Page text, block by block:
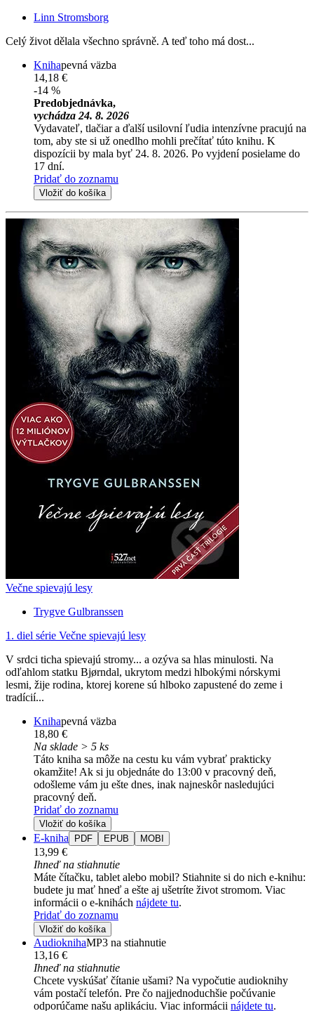
Linn Stromsborg
Celý život dělala všechno správně. A teď toho má dost...
Knihapevná väzba
14,18 €
-14 %
Predobjednávka,
vychádza 24. 8. 2026
Vydavateľ, tlačiar a ďalší usilovní ľudia intenzívne pracujú na
tom, aby ste si už onedlho mohli prečítať túto knihu. K
dispozícii by mala byť 24. 8. 2026. Po vyjdení posielame do
17 dní.
Pridať do zoznamu
Vložiť do košíka
Večne spievajú lesy
Trygve Gulbranssen
1. diel série Večne spievajú lesy
V srdci ticha spievajú stromy... a ozýva sa hlas minulosti. Na
odľahlom statku Bjørndal, ukrytom medzi hlbokými nórskymi
lesmi, žije rodina, ktorej korene sú hlboko zapustené do zeme i
tradícií...
Knihapevná väzba
18,80 €
Na sklade > 5 ks
Táto kniha sa môže na cestu ku vám vybrať prakticky
okamžite! Ak si ju objednáte do 13:00 v pracovný deň,
odošleme vám ju ešte dnes, inak najneskôr nasledujúci
pracovný deň.
Pridať do zoznamu
Vložiť do košíka
E-kniha PDF EPUB MOBI
13,99 €
Ihneď na stiahnutie
Máte čítačku, tablet alebo mobil? Stiahnite si do nich e-knihu:
budete ju mať hneď a ešte aj ušetríte život stromom. Viac
informácii o e-knihách nájdete tu.
Pridať do zoznamu
Vložiť do košíka
AudioknihaMP3 na stiahnutie
13,16 €
Ihneď na stiahnutie
Chcete vyskúšať čítanie ušami? Na vypočutie audioknihy
vám postačí telefón. Pre čo najjednoduchšie počúvanie
odporúčame našu aplikáciu. Viac informácii nájdete tu.